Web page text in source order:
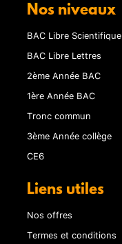
Nos niveaux
BAC Libre Scientifique
BAC Libre Lettres
2ème Année BAC
1ère Année BAC
Tronc commun
3ème Année collège
CE6
Liens utiles
Nos offres
Termes et conditions